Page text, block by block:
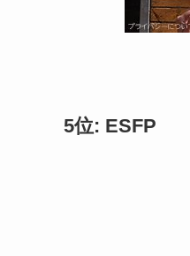
5位: ESFP